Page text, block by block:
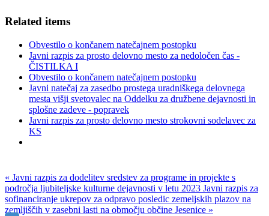
Related items
Obvestilo o končanem natečajnem postopku
Javni razpis za prosto delovno mesto za nedoločen čas -
ČISTILKA I
Obvestilo o končanem natečajnem postopku
Javni natečaj za zasedbo prostega uradniškega delovnega
mesta višji svetovalec na Oddelku za družbene dejavnosti in
splošne zadeve - popravek
Javni razpis za prosto delovno mesto strokovni sodelavec za
KS
« Javni razpis za dodelitev sredstev za programe in projekte s
področja ljubiteljske kulturne dejavnosti v letu 2023 Javni razpis za
sofinanciranje ukrepov za odpravo posledic zemeljskih plazov na
zemljiščih v zasebni lasti na območju občine Jesenice »